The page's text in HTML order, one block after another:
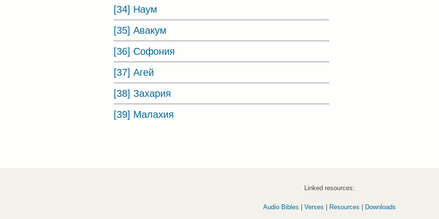
[34] Наум
[35] Авакум
[36] Софония
[37] Агей
[38] Захария
[39] Малахия
Linked resources:
Audio Bibles | Verses | Resources | Downloads